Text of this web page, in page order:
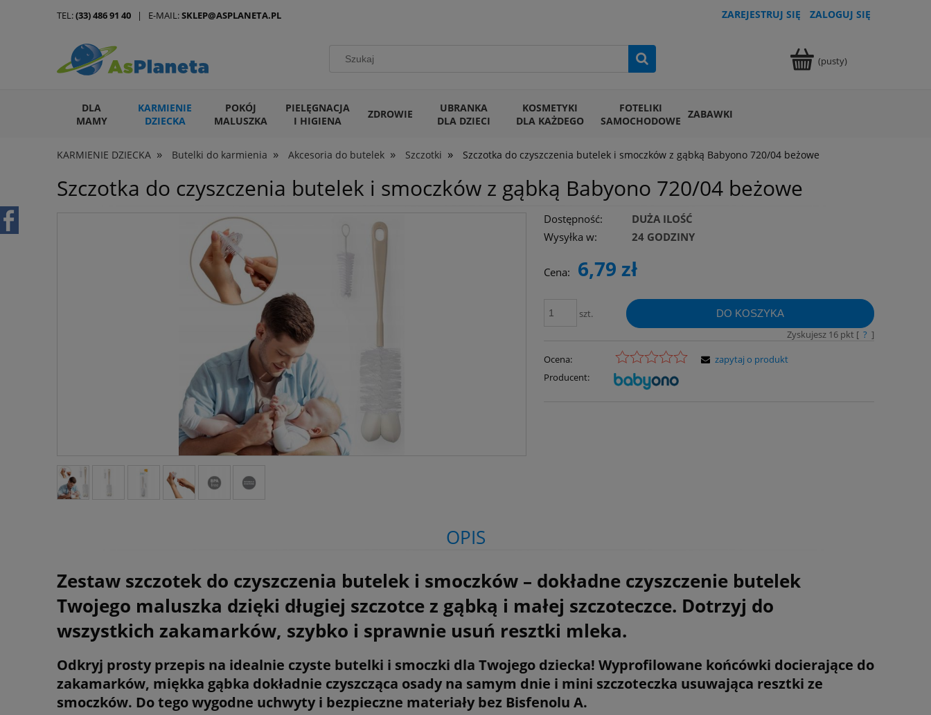
ZAREJESTRUJ SIĘ ZALOGUJ SIĘ
(pusty)
DLA
MAMY
KARMIENIE
DZIECKA
POKÓJ
MALUSZKA
PIELĘGNACJA
I HIGIENA
ZDROWIE
UBRANKA
DLA DZIECI
KOSMETYKI
DLA KAŻDEGO
FOTELIKI
SAMOCHODOWE ZABAWKI
ARTYKUŁY DLA ZWIERZĄT
KARMIENIE DZIECKA » Butelki do karmienia » Akcesoria do butelek » Szczotki » Szczotka do czyszczenia butelek i smoczków z gąbką Babyono 720/04 beżowe
TEL:(33) 486 91 40 | E-MAIL:SKLEP@ASPLANETA.PL
Szczotka do czyszczenia butelek i smoczków z gąbką Babyono 720/04 beżowe
Dostępność:
DUŻA ILOŚĆ
Wysyłka w:
24 GODZINY
Cena: 6,79 zł
szt. DO KOSZYKA
Zyskujesz 16pkt [ ? ]
Ocena:
Producent:
zapytaj o produkt
OPIS
Zestaw szczotek do czyszczenia butelek i smoczków – dokładne czyszczenie butelek
Twojego maluszka dzięki długiej szczotce z gąbką i małej szczoteczce. Dotrzyj do
wszystkich zakamarków, szybko i sprawnie usuń resztki mleka.
Odkryj prosty przepis na idealnie czyste butelki i smoczki dla Twojego dziecka! Wyprofilowane końcówki docierające do
zakamarków, miękka gąbka dokładnie czyszcząca osady na samym dnie i mini szczoteczka usuwająca resztki ze
smoczków. Do tego wygodne uchwyty i bezpieczne materiały bez Bisfenolu A.